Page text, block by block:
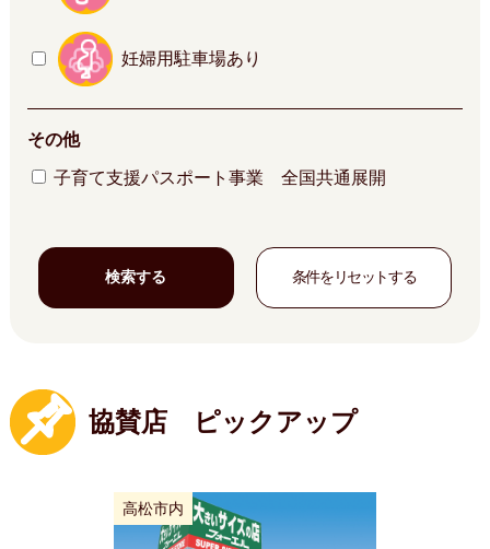
妊婦用駐車場あり
その他
子育て支援パスポート事業 全国共通展開
協賛店 ピックアップ
高松市内